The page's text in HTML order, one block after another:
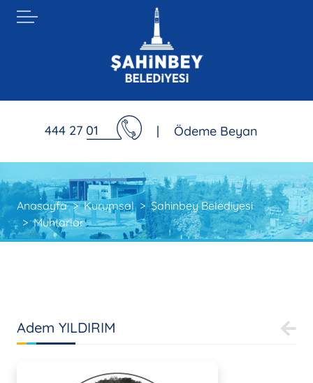
444 27 01 | Ödeme Beyan
Anasayfa Kurumsal
Şahinbey Belediyesi
Muhtarlar
Adem YILDIRIM